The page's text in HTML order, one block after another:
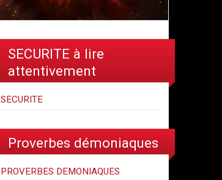
SECURITE à lire
attentivement
SECURITE
Proverbes démoniaques
PROVERBES DEMONIAQUES